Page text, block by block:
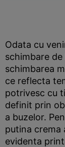
Odata cu
schimbare
schimbarea
ce reflecta
potrivesc cu
definit prin
a buzelor.
putina crema
evidenta